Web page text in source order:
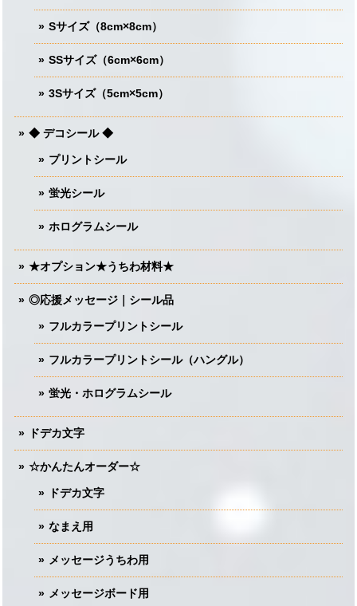
Sサイズ（8cm×8cm）
SSサイズ（6cm×6cm）
3Sサイズ（5cm×5cm）
◆ デコシール ◆
プリントシール
蛍光シール
ホログラムシール
★オプション★うちわ材料★
◎応援メッセージ｜シール品
フルカラープリントシール
フルカラープリントシール（ハングル）
蛍光・ホログラムシール
ドデカ文字
☆かんたんオーダー☆
ドデカ文字
なまえ用
メッセージうちわ用
メッセージボード用